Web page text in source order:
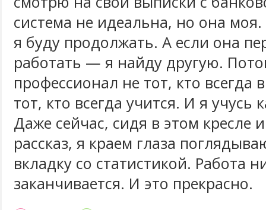
система не идеальна, но она
я буду продолжать. А если она
работать — я найду другую.
профессионал не тот, кто всегда
тот, кто всегда учится. И я учусь
Даже сейчас, сидя в этом кресле
рассказ, я краем глаза
вкладку со статистикой. Работа
заканчивается. И это прекрасно.